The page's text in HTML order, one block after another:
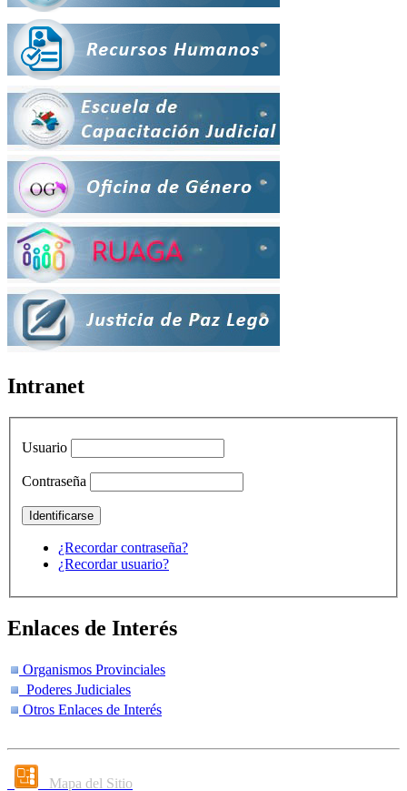
Intranet
Usuario
Contraseña
¿Recordar contraseña?
¿Recordar usuario?
Enlaces de Interés
Organismos Provinciales
Poderes Judiciales
Otros Enlaces de Interés
Mapa del Sitio